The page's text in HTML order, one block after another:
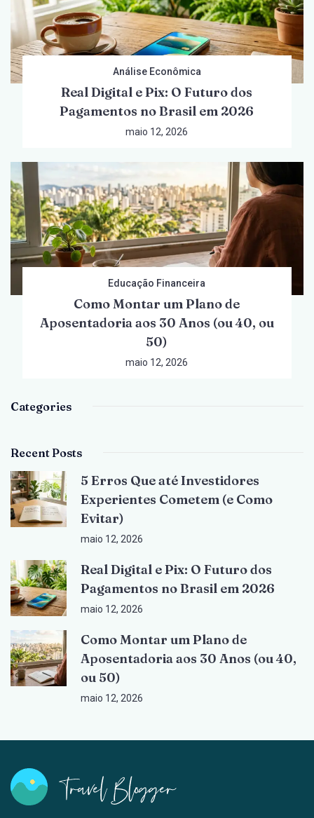
Análise Econômica
Real Digital e Pix: O Futuro dos
Pagamentos no Brasil em 2026
maio 12, 2026
Educação Financeira
Como Montar um Plano de
Aposentadoria aos 30 Anos (ou 40, ou
50)
maio 12, 2026
Categories
Recent Posts
5 Erros Que até Investidores
Experientes Cometem (e Como
Evitar)
maio 12, 2026
Real Digital e Pix: O Futuro dos
Pagamentos no Brasil em 2026
maio 12, 2026
Como Montar um Plano de
Aposentadoria aos 30 Anos (ou 40,
ou 50)
maio 12, 2026